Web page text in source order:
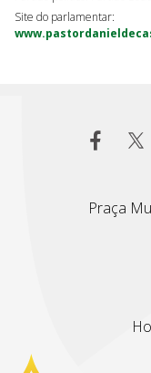
Site do parlamentar:
Praça